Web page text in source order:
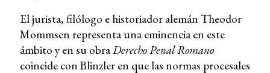
El jurista, filólogo e historiador alemán Theodor
Mommsen representa una eminencia en este
ámbito y en su obraDerecho Penal Romano
coincide con Blinzler en que las normas procesales